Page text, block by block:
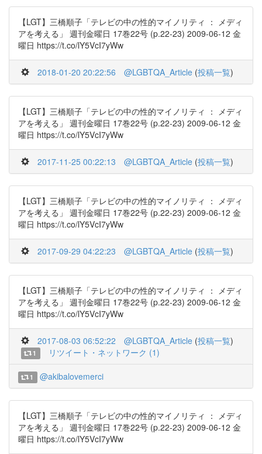
【LGT】三橋順子「テレビの中の性的マイノリティ ： メディ
アを考える」 週刊金曜日 17巻22号 (p.22-23) 2009-06-12 金
曜日 https://t.co/lY5VcI7yWw
2018-01-20 20:22:56 @LGBTQA_Article (投稿一覧)
【LGT】三橋順子「テレビの中の性的マイノリティ ： メディ
アを考える」 週刊金曜日 17巻22号 (p.22-23) 2009-06-12 金
曜日 https://t.co/lY5VcI7yWw
2017-11-25 00:22:13 @LGBTQA_Article (投稿一覧)
【LGT】三橋順子「テレビの中の性的マイノリティ ： メディ
アを考える」 週刊金曜日 17巻22号 (p.22-23) 2009-06-12 金
曜日 https://t.co/lY5VcI7yWw
2017-09-29 04:22:23 @LGBTQA_Article (投稿一覧)
【LGT】三橋順子「テレビの中の性的マイノリティ ： メディ
アを考える」 週刊金曜日 17巻22号 (p.22-23) 2009-06-12 金
曜日 https://t.co/lY5VcI7yWw
2017-08-03 06:52:22 @LGBTQA_Article (投稿一覧)
1 リツイート・ネットワーク (1)
1 @akibalovemerci
【LGT】三橋順子「テレビの中の性的マイノリティ ： メディ
アを考える」 週刊金曜日 17巻22号 (p.22-23) 2009-06-12 金
曜日 https://t.co/lY5VcI7yWw